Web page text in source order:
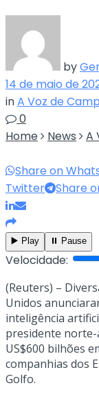
by
14 de maio de
inA Voz de
0
Home
News A
Share on
Twitter
Share
▶️ Play ⏸️ Pause
Velocidade:
(Reuters) –
Unidos
inteligência
presidente
US$600 bilhões
companhias dos
Golfo.